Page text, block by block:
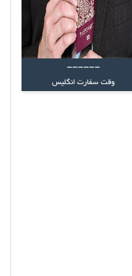
------
وقت سفارت انگلیس